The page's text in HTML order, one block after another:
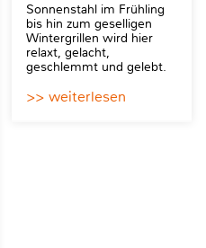
Sonnenstahl im Frühling
bis hin zum geselligen
Wintergrillen wird hier
relaxt, gelacht,
geschlemmt und gelebt.
>> weiterlesen